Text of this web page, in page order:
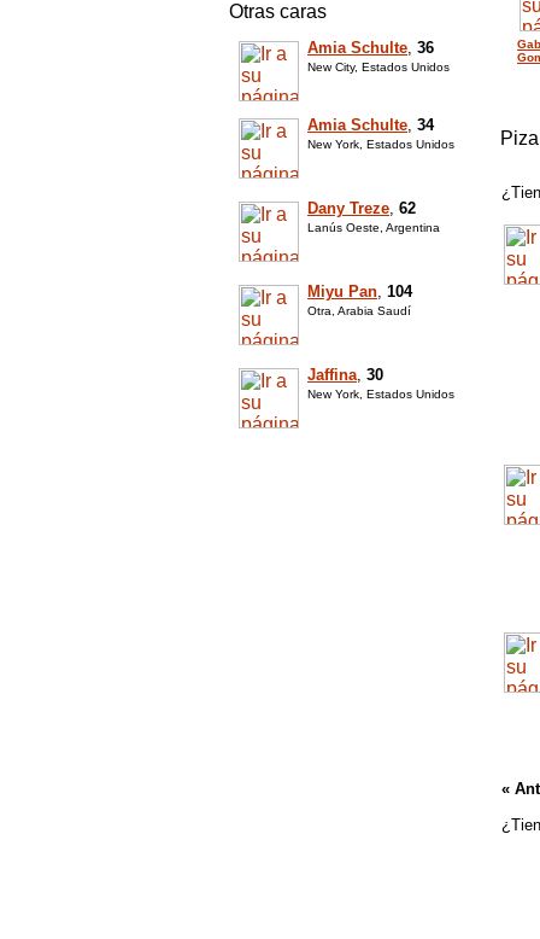
Otras caras
Amia Schulte, 36
New City, Estados Unidos
Amia Schulte, 34
New York, Estados Unidos
Dany Treze, 62
Lanús Oeste, Argentina
Miyu Pan, 104
Otra, Arabia Saudí
Jaffina, 30
New York, Estados Unidos
«